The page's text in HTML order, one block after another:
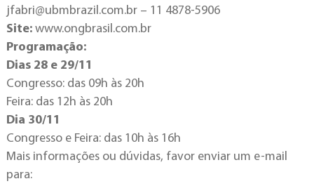
jfabri@ubmbrazil.com.br– 11 4878-5906
Site:www.ongbrasil.com.br
Programação:
Dias 28 e 29/11
Congresso: das 09h às 20h
Feira: das 12h às 20h
Dia 30/11
Congresso e Feira: das 10h às 16h
Mais informações ou dúvidas, favor enviar um e-mail
para: